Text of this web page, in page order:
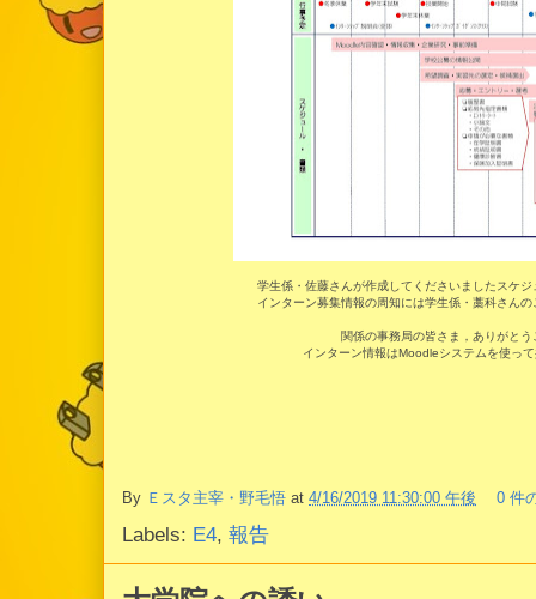
学生係・佐藤さんが作成してくださいましたスケ
インターン募集情報の周知には学生係・藁科さん
関係の事務局の皆さま，ありがとう
インターン情報はMoodleシステムを使っ
By Ｅスタ主宰・野毛悟 at 4/16/2019 11:30:00 午後 0 件
Labels: E4, 報告